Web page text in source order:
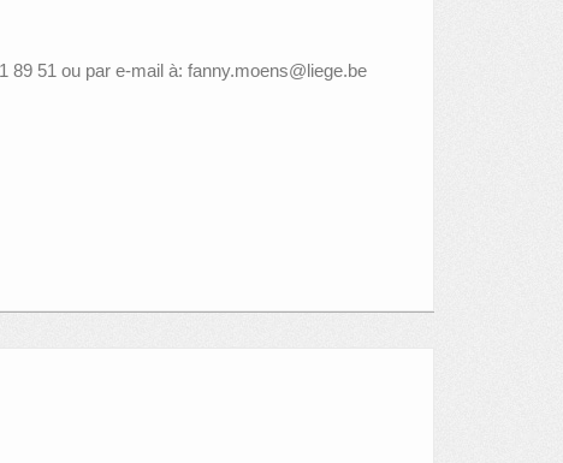
89 51 ou par e-mail à: fanny.moens@liege.be